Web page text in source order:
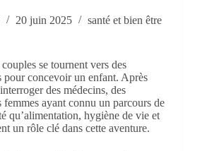
20 juin 2025 santé et bien être
se tournent vers des
pour concevoir un enfant. Après
des médecins, des
femmes ayant connu un parcours de
qu’alimentation, hygiène de vie et
un rôle clé dans cette aventure.